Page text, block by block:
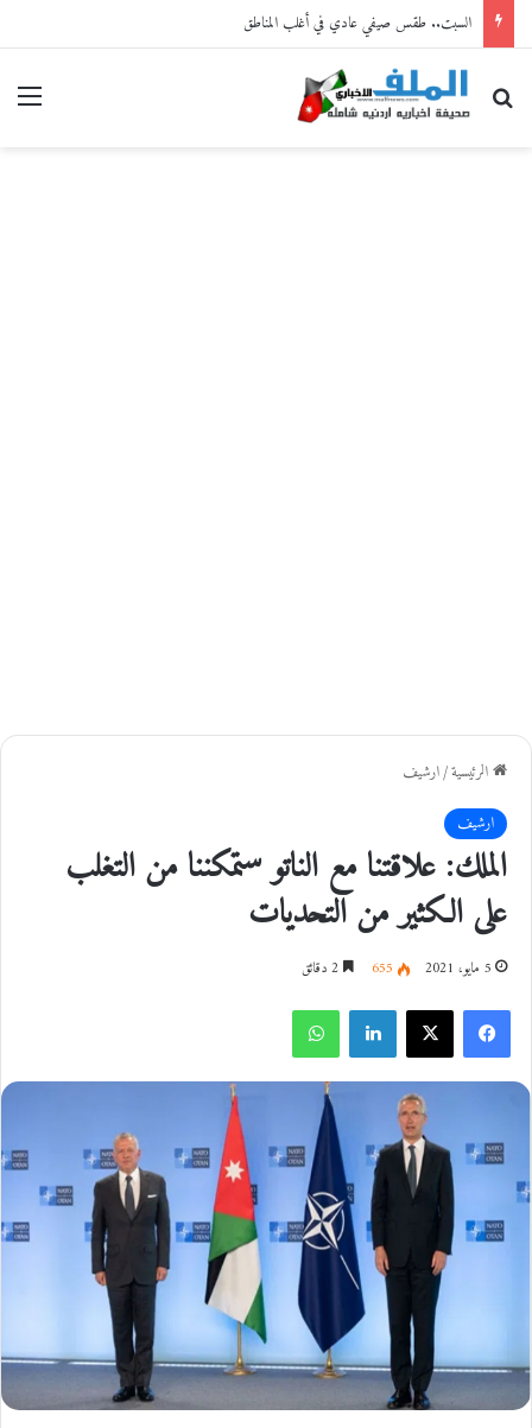
السبت.. طقس صيفي عادي في أغلب المناطق
بحث عن
الرئيسية/ارشيف
ارشيف
الملك: علاقتنا مع الناتو ستمكننا من التغلب
على الكثير من التحديات
5 مايو، 2021 655
فيسبوك